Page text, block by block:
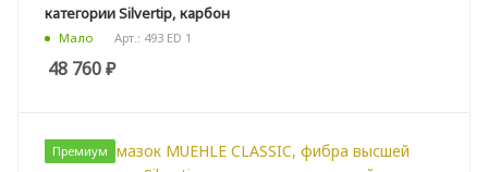
категории Silvertip, карбон
Мало Арт.: 493 ED 1
48 760₽
Премиум